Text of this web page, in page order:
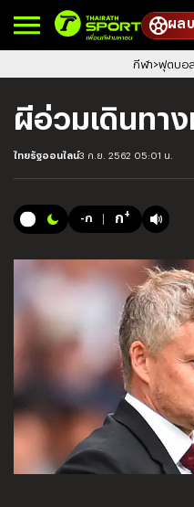
ผล
กีฬา ฟุตบอล
ผีอ่วมเดินทา
ไทยรัฐออนไลน์3 ก.ย. 2562 05:01 น.
-ก ก+